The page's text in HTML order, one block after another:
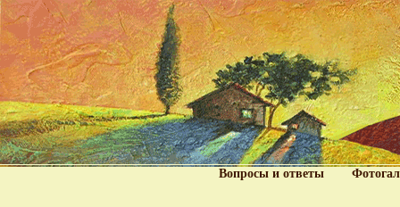
Вопросы и ответы